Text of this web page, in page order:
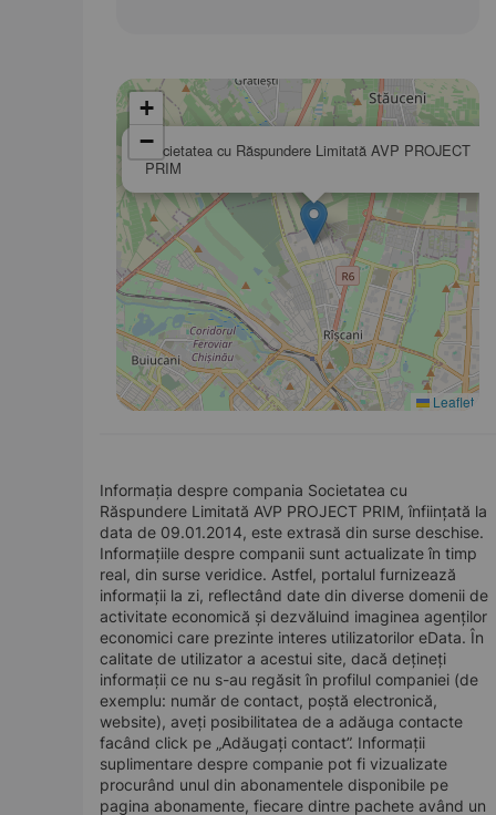
Societatea cu Răspundere Limitată AVP PROJECT
PRIM
+
−
Leaflet
Informația despre compania Societatea cu
Răspundere Limitată AVP PROJECT PRIM, înființată la
data de 09.01.2014, este extrasă din surse deschise.
Informațiile despre companii sunt actualizate în timp
real, din surse veridice. Astfel, portalul furnizează
informații la zi, reflectând date din diverse domenii de
activitate economică și dezvăluind imaginea agenților
economici care prezinte interes utilizatorilor eData. În
calitate de utilizator a acestui site, dacă dețineți
informații ce nu s-au regăsit în profilul companiei (de
exemplu: număr de contact, poștă electronică,
website), aveți posibilitatea de a adăuga contacte
facând click pe „Adăugați contact”. Informații
suplimentare despre companie pot fi vizualizate
procurând unul din abonamentele disponibile pe
pagina abonamente, fiecare dintre pachete având un